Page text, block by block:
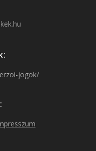
r
jogok/